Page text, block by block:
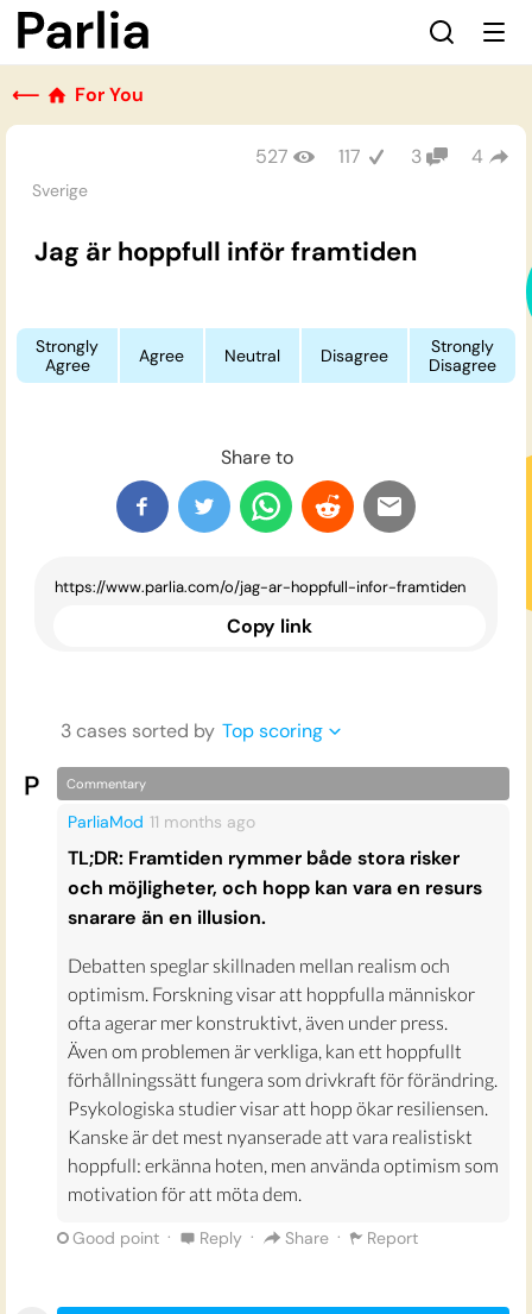
⟵ For You
Sverige
527 117 3 4
Jag är hoppfull inför framtiden
Strongly
Agree
Agree Neutral Disagree
Strongly
Disagree
Share to
Copy link
3cases sorted by Top scoring
Commentary
ParliaMod 11 months ago
TL;DR: Framtiden rymmer både stora risker
och möjligheter, och hopp kan vara en resurs
snarare än en illusion.
Debatten speglar skillnaden mellan realism och
optimism. Forskning visar att hoppfulla människor
ofta agerar mer konstruktivt, även under press.
Även om problemen är verkliga, kan ett hoppfullt
förhållningssätt fungera som drivkraft för förändring.
Psykologiska studier visar att hopp ökar resiliensen.
Kanske är det mest nyanserade att vara realistiskt
hoppfull: erkänna hoten, men använda optimism som
motivation för att möta dem.
Good point · Reply · Share · Report